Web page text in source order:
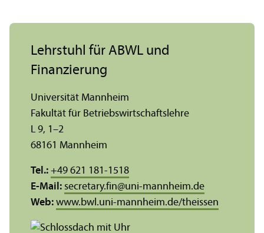
Lehr­stuhl für ABWL und
Finanzierung
Universität Mannheim
Fakultät für Betriebs­wirtschafts­lehre
L 9, 1–2
68161 Mannheim
Tel.: +49 621 181-1518
E-Mail: secretary.fin@uni-mannheim.de
Web: www.bwl.uni-mannheim.de/theissen